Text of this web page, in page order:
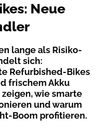
Neue
lange als Risiko-
sich:
Refurbished-Bikes
frischem Akku
wie smarte
und warum
Boom profitieren.